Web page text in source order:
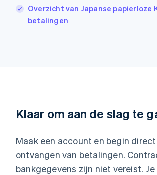
Overzicht van Japanse papierloze
betalingen
Klaar om aan de slag te
Maak een account en begin
ontvangen van betalingen.
bankgegevens zijn niet vereist.
日本語English
Kroatië
FrançaisDeutschEnglish
English
Malta
English
Mexico